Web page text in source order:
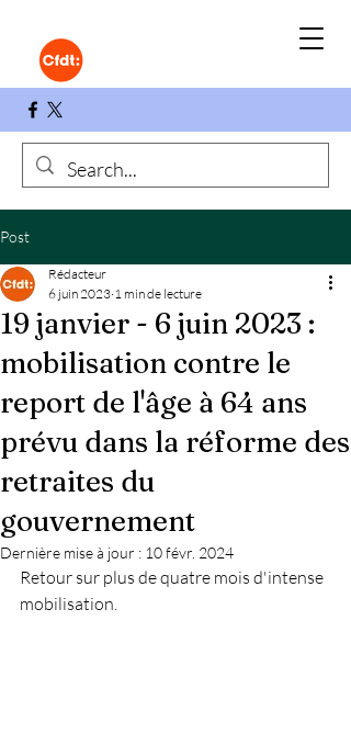
Post
19 janvier - 6 juin 2023 :
mobilisation contre le
report de l'âge à 64 ans
prévu dans la réforme des
retraites du
gouvernement
Rédacteur
6 juin 2023 1 min de lecture
Dernière mise à jour : 10 févr. 2024
Retour sur plus de quatre mois d'intense
mobilisation.